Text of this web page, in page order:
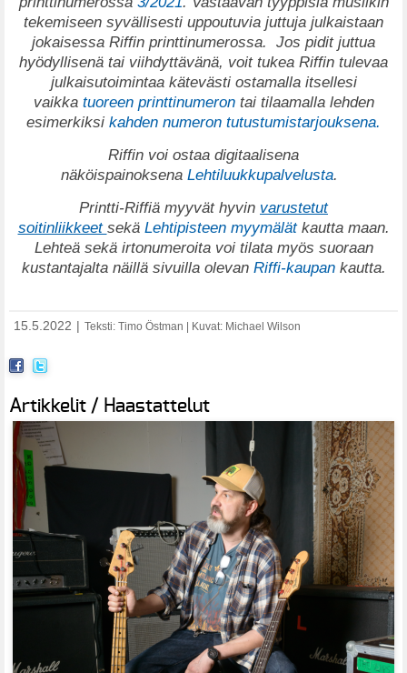
tekemiseen syvällisesti uppoutuvia juttuja julkaistaan
jokaisessa Riffin printtinumerossa. Jos pidit juttua
hyödyllisenä tai viihdyttävänä, voit tukea Riffin tulevaa
julkaisutoimintaa kätevästi ostamalla itsellesi
vaikka tuoreen printtinumerontai tilaamalla lehden
esimerkiksi kahden numeron tutustumistarjouksena.
Riffin voi ostaa digitaalisena
näköispainoksena Lehtiluukkupalvelusta.
Printti-Riffiä myyvät hyvin varustetut
soitinliikkeet sekä Lehtipisteen myymälätkautta maan.
Lehteä sekä irtonumeroita voi tilata myös suoraan
kustantajalta näillä sivuilla olevan Riffi-kaupankautta.
15.5.2022 | Teksti: Timo Östman | Kuvat: Michael Wilson
Artikkelit / Haastattelut